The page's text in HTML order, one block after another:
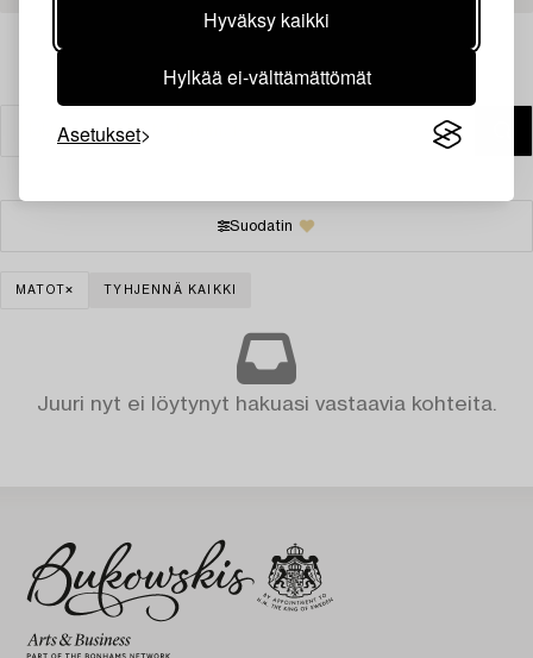
Hyväksy kaikki
Hylkää ei-välttämättömät
Asetukset
Suodatin
MATOT TYHJENNÄ KAIKKI
Juuri nyt ei löytynyt hakuasi vastaavia kohteita.